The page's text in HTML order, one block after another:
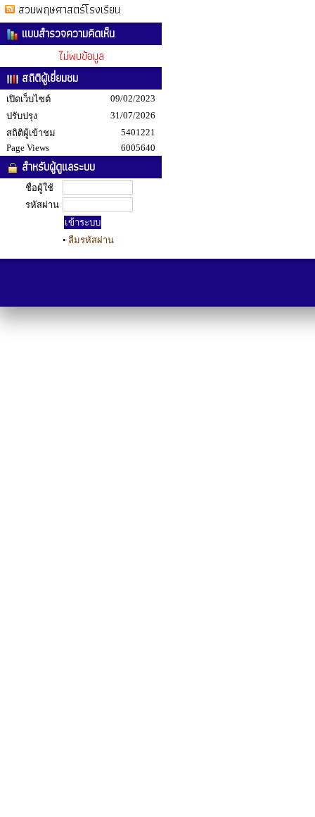
สวนพฤษศาสตร์โรงเรียน
แบบสำรวจความคิดเห็น
ไม่พบข้อมูล
สถิติผู้เยี่ยมชม
เปิดเว็บไซต์
09/02/2023
ปรับปรุง
31/07/2026
สถิติผู้เข้าชม
5401221
Page Views
6005640
สำหรับผู้ดูแลระบบ
ชื่อผู้ใช้
รหัสผ่าน
• ลืมรหัสผ่าน